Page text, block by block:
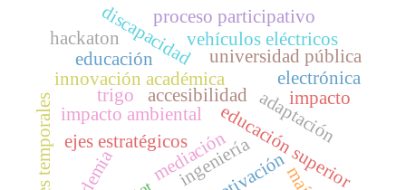
innovación académica
universidad pública
discapacidad
accesibilidad
educación superior
mediación
adaptación
proceso participativo
ejes estratégicosingeniería
impacto
vehículos eléctricos
impacto ambiental
series temporales trigo
educación
hackaton
electrónica